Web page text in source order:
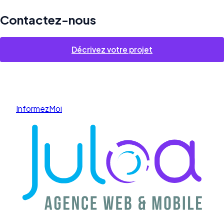
Contactez-nous
Décrivez votre projet
InformezMoi